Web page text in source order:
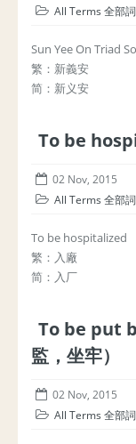
All Terms 全部
Sun Yee On Triad
繁：新義安
简：新义安
To be
02 Nov, 2015
All Terms 全部
To be hospitalized
繁：入廠
简：入厂
To be put
監，坐牢）
02 Nov, 2015
All Terms 全部